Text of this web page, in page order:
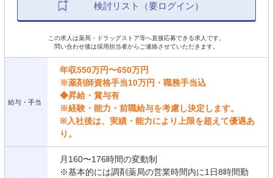
検討リスト（要ログイン）
この求人は薬局・ドラッグストア等へ直接応募できる求人です。
問い合わせ後は採用担当者からご連絡させていただきます。
給与・手当
年収550万円〜650万円
※薬剤師資格手当10万円・職務手当込
◆昇給・賞与有
※経験・能力・前職給与を考慮し決定します。
※入社後は、実績・能力により上限を超えて優遇あ
り。
月160〜176時間の変動制
※基本的には調剤薬局の営業時間内に1日8時間勤